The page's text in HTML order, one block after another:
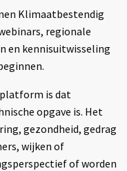
Klimaatbestendig
regionale
en kennisuitwisseling
is dat
opgave is. Het
gezondheid, gedrag
wijken of
of worden